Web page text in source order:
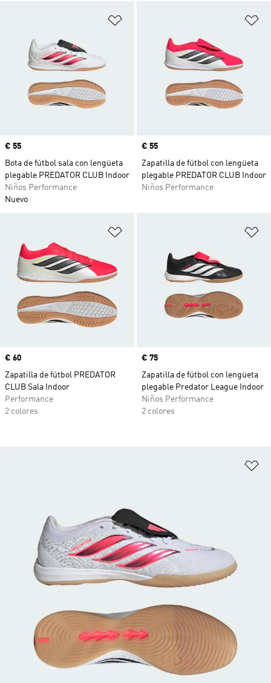
Precio
€ 55
Bota de fútbol sala con lengüeta
plegable PREDATOR CLUB Indoor
Niños Performance
Nuevo
Precio
€ 55
Zapatilla de fútbol con lengüeta
plegable PREDATOR CLUB Indoor
Niños Performance
Precio
€ 60
Zapatilla de fútbol PREDATOR
CLUB Sala Indoor
Performance
2 colores
Precio
€ 75
Zapatilla de fútbol con lengüeta
plegable Predator League Indoor
Niños Performance
2 colores